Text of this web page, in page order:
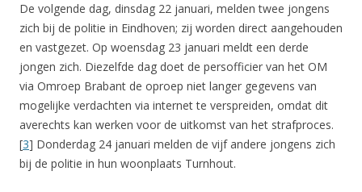
De volgende dag, dinsdag 22 januari, melden twee jongens
zich bij de politie in Eindhoven; zij worden direct aangehouden
en vastgezet. Op woensdag 23 januari meldt een derde
jongen zich. Diezelfde dag doet de persofficier van het OM
via Omroep Brabant de oproep niet langer gegevens van
mogelijke verdachten via internet te verspreiden, omdat dit
averechts kan werken voor de uitkomst van het strafproces.
[3] Donderdag 24 januari melden de vijf andere jongens zich
bij de politie in hun woonplaats Turnhout.